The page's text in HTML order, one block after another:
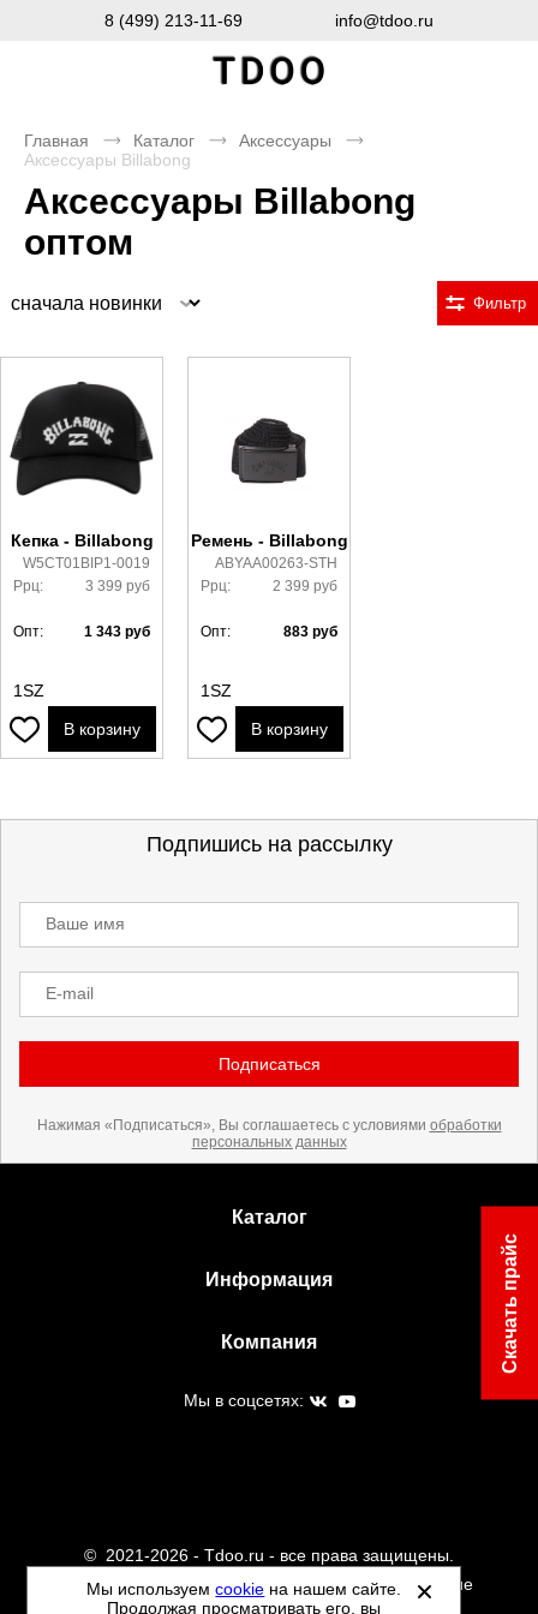
8 (499) 213-11-69 info@tdoo.ru
Главная Каталог
Аксессуары
Аксессуары Billabong
Аксессуары Billabong
оптом
Фильтр
Кепка - Billabong
W5CT01BIP1-0019
Ррц:
3 399 руб
Опт: 1 343 руб
1SZ
В корзину
Ремень - Billabong
ABYAA00263-STH
Ррц:
2 399 руб
Опт: 883 руб
1SZ
В корзину
Подпишись на рассылку
Ваше имя
E-mail
Подписаться
Нажимая «Подписаться», Вы соглашаетесь с условиями обработки
персональных данных
Каталог
Информация
Компания
Мы в соцсетях:
© 2021-2026 - Tdoo.ru - все права защищены.
Данный сайт не является интернет магазином и не
Скачать прайс
Мы используемcookie на нашем сайте.
Продолжая просматривать его, вы